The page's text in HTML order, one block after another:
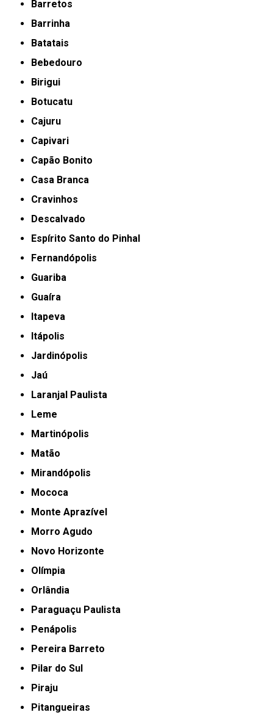
Barretos
Barrinha
Batatais
Bebedouro
Birigui
Botucatu
Cajuru
Capivari
Capão Bonito
Casa Branca
Cravinhos
Descalvado
Espírito Santo do Pinhal
Fernandópolis
Guariba
Guaíra
Itapeva
Itápolis
Jardinópolis
Jaú
Laranjal Paulista
Leme
Martinópolis
Matão
Mirandópolis
Mococa
Monte Aprazível
Morro Agudo
Novo Horizonte
Olímpia
Orlândia
Paraguaçu Paulista
Penápolis
Pereira Barreto
Pilar do Sul
Piraju
Pitangueiras